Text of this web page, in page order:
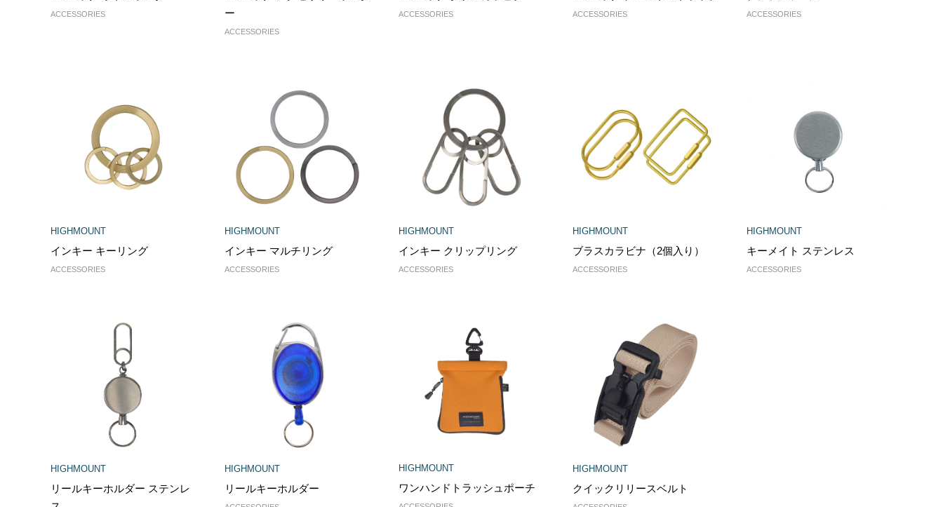
ACCESSORIES
ー
ACCESSORIES
ACCESSORIES ACCESSORIES ACCESSORIES
HIGHMOUNT
インキー キーリング
ACCESSORIES
HIGHMOUNT
インキー マルチリング
ACCESSORIES
HIGHMOUNT
インキー クリップリング
ACCESSORIES
HIGHMOUNT
ブラスカラビナ（2個入り）
ACCESSORIES
HIGHMOUNT
キーメイト ステンレス
ACCESSORIES
HIGHMOUNT
リールキーホルダー ステンレ
HIGHMOUNT
リールキーホルダー
HIGHMOUNT
ワンハンドトラッシュポーチ
HIGHMOUNT
クイックリリースベルト